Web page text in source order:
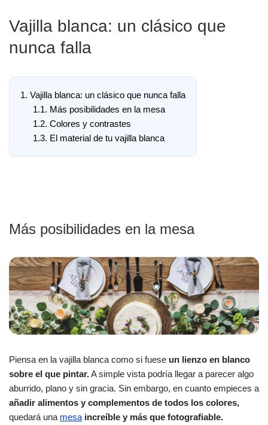
Vajilla blanca: un clásico que
nunca falla
1. Vajilla blanca: un clásico que nunca falla
1.1. Más posibilidades en la mesa
1.2. Colores y contrastes
1.3. El material de tu vajilla blanca
Más posibilidades en la mesa
Piensa en la vajilla blanca como si fuese un lienzo en blanco
sobre el que pintar.A simple vista podría llegar a parecer algo
aburrido, plano y sin gracia. Sin embargo, en cuanto empieces a
añadir alimentos y complementos de todos los colores,
quedará una mesa increíble y más que fotografiable.